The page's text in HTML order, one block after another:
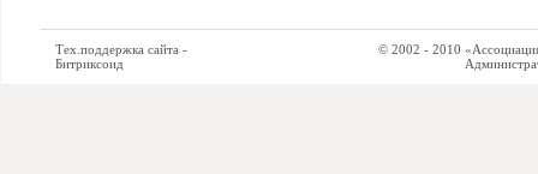
Тех.поддержка сайта -
Битриксоид
© 2002 - 2010 «Ассоциация